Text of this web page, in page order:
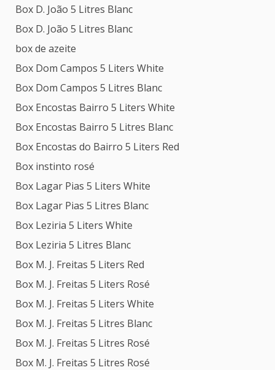
Box D. João 5 Litres Blanc
Box D. João 5 Litres Blanc
box de azeite
Box Dom Campos 5 Liters White
Box Dom Campos 5 Litres Blanc
Box Encostas Bairro 5 Liters White
Box Encostas Bairro 5 Litres Blanc
Box Encostas do Bairro 5 Liters Red
Box instinto rosé
Box Lagar Pias 5 Liters White
Box Lagar Pias 5 Litres Blanc
Box Leziria 5 Liters White
Box Leziria 5 Litres Blanc
Box M. J. Freitas 5 Liters Red
Box M. J. Freitas 5 Liters Rosé
Box M. J. Freitas 5 Liters White
Box M. J. Freitas 5 Litres Blanc
Box M. J. Freitas 5 Litres Rosé
Box M. J. Freitas 5 Litres Rosé